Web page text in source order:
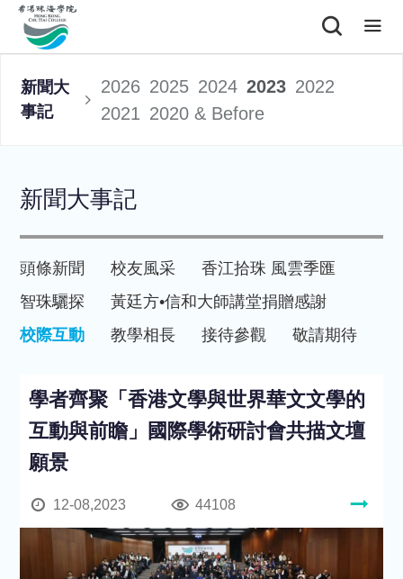
新聞大
事記
2026 2025 2024 2023 2022
2021 2020 & Before
新聞大事記
頭條新聞 校友風采
香江拾珠 風雲季匯
智珠驪探
黃廷方•信和大師講堂捐贈感謝
校際互動
教學相長 接待參觀 敬請期待
學者齊聚「香港文學與世界華文文學的
互動與前瞻」國際學術研討會共描文壇
願景
12-08,2023 44108